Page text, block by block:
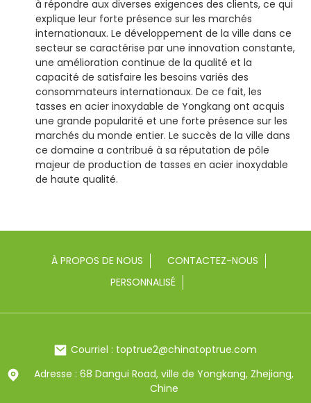
à répondre aux diverses exigences des clients, ce qui
explique leur forte présence sur les marchés
internationaux. Le développement de la ville dans ce
secteur se caractérise par une innovation constante,
une amélioration continue de la qualité et la
capacité de satisfaire les besoins variés des
consommateurs internationaux. De ce fait, les
tasses en acier inoxydable de Yongkang ont acquis
une grande popularité et une forte présence sur les
marchés du monde entier. Le succès de la ville dans
ce domaine a contribué à sa réputation de pôle
majeur de production de tasses en acier inoxydable
de haute qualité.
À PROPOS DE NOUS
CONTACTEZ-NOUS
PERSONNALISÉ
Courriel : toptrue2@chinatoptrue.com
Adresse : 68 Dangui Road, ville de Yongkang, Zhejiang,
Chine